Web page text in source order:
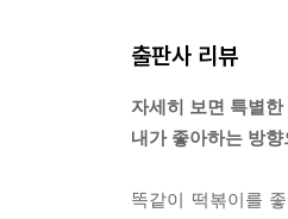
출판사 리뷰
자세히 보면 특별한
내가 좋아하는 방향
똑같이 떡볶이를